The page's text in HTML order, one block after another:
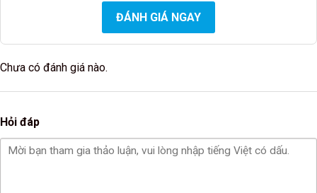
ĐÁNH GIÁ NGAY
Chưa có đánh giá nào.
Hỏi đáp